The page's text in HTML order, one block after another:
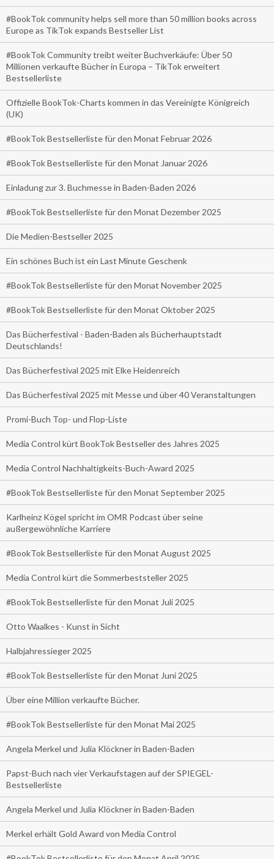
#BookTok community helps sell more than 50 million books across
Europe as TikTok expands Bestseller List
#BookTok Community treibt weiter Buchverkäufe: Über 50
Millionen verkaufte Bücher in Europa – TikTok erweitert
Bestsellerliste
Offizielle BookTok-Charts kommen in das Vereinigte Königreich
(UK)
#BookTok Bestsellerliste für den Monat Februar 2026
#BookTok Bestsellerliste für den Monat Januar 2026
Einladung zur 3. Buchmesse in Baden-Baden 2026
#BookTok Bestsellerliste für den Monat Dezember 2025
Die Medien-Bestseller 2025
Ein schönes Buch ist ein Last Minute Geschenk
#BookTok Bestsellerliste für den Monat November 2025
#BookTok Bestsellerliste für den Monat Oktober 2025
Das Bücherfestival - Baden-Baden als Bücherhauptstadt
Deutschlands!
Das Bücherfestival 2025 mit Elke Heidenreich
Das Bücherfestival 2025 mit Messe und über 40 Veranstaltungen
Promi-Buch Top- und Flop-Liste
Media Control kürt BookTok Bestseller des Jahres 2025
Media Control Nachhaltigkeits-Buch-Award 2025
#BookTok Bestsellerliste für den Monat September 2025
Karlheinz Kögel spricht im OMR Podcast über seine
außergewöhnliche Karriere
#BookTok Bestsellerliste für den Monat August 2025
Media Control kürt die Sommerbeststeller 2025
#BookTok Bestsellerliste für den Monat Juli 2025
Otto Waalkes - Kunst in Sicht
Halbjahressieger 2025
#BookTok Bestsellerliste für den Monat Juni 2025
Über eine Million verkaufte Bücher.
#BookTok Bestsellerliste für den Monat Mai 2025
Angela Merkel und Julia Klöckner in Baden-Baden
Papst-Buch nach vier Verkaufstagen auf der SPIEGEL-
Bestsellerliste
Angela Merkel und Julia Klöckner in Baden-Baden
Merkel erhält Gold Award von Media Control